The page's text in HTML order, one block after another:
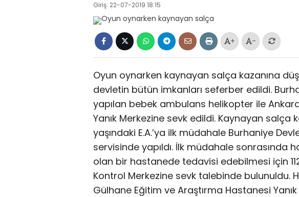
Giriş: 22-07-2019 18:15
+ -
Oyun oynarken kaynayan salça kazanına
devletin bütün imkanları seferber edildi.
yapılan bebek ambulans helikopter ile
Yanık Merkezine sevk edildi. Kaynayan salça
yaşındaki E.A.’ya ilk müdahale Burhaniye
servisinde yapıldı. İlk müdahale sonrasında
olan bir hastanede tedavisi edebilmesi için
Kontrol Merkezine sevk talebinde bulunuldu.
Gülhane Eğitim ve Araştırma Hastanesi